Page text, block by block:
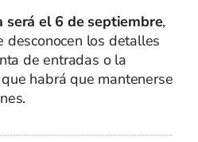
será el 6 de septiembre,
desconocen los detalles
de entradas o la
habrá que mantenerse